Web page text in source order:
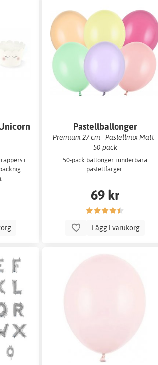
i
Pastellballonger
Premium 27 cm - Pastellmix Matt -
50-pack
50-pack ballonger i underbara
pastellfärger.
69 kr
Lägg i varukorg